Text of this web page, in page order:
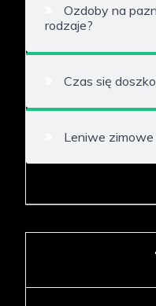
Ozdoby na
rodzaje?
Czas się
Leniwe zimowe